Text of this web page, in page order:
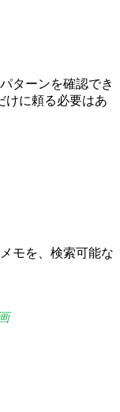
ターンを確認でき
けに頼る必要はあ
モを、検索可能な